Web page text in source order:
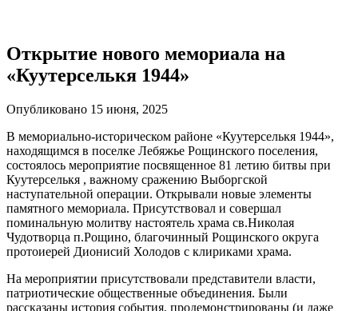
to
content
Открытие нового мемориала на
«Куутерселькя 1944»
Опубликовано 15 июня, 2025
В мемориально-историческом районе «Куутерселькя 1944»,
находящимся в поселке Лебяжье Рощинского поселения,
состоялось мероприятие посвященное 81 летию битвы при
Куутерселькя , важному сражению Выборгской
наступательной операции. Открывали новые элементы
памятного мемориала. Присутствовал и совершал
поминальную молитву настоятель храма св.Николая
Чудотворца п.Рощино, благочинный Рощинского округа
протоиерей Дионисий Холодов с клириками храма.
На мероприятии присутствовали представители власти,
патриотические общественные объединения. Были
рассказаны история события, продемонстрированы (и даже